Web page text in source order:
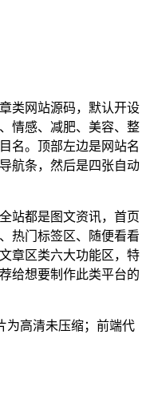
类网站源码，默认开设
情感、减肥、美容、整
名。顶部左边是网站名
航条，然后是四张自动
站都是图文资讯，首页
热门标签区、随便看看
章区类六大功能区，特
给想要制作此类平台的
为高清未压缩；前端代